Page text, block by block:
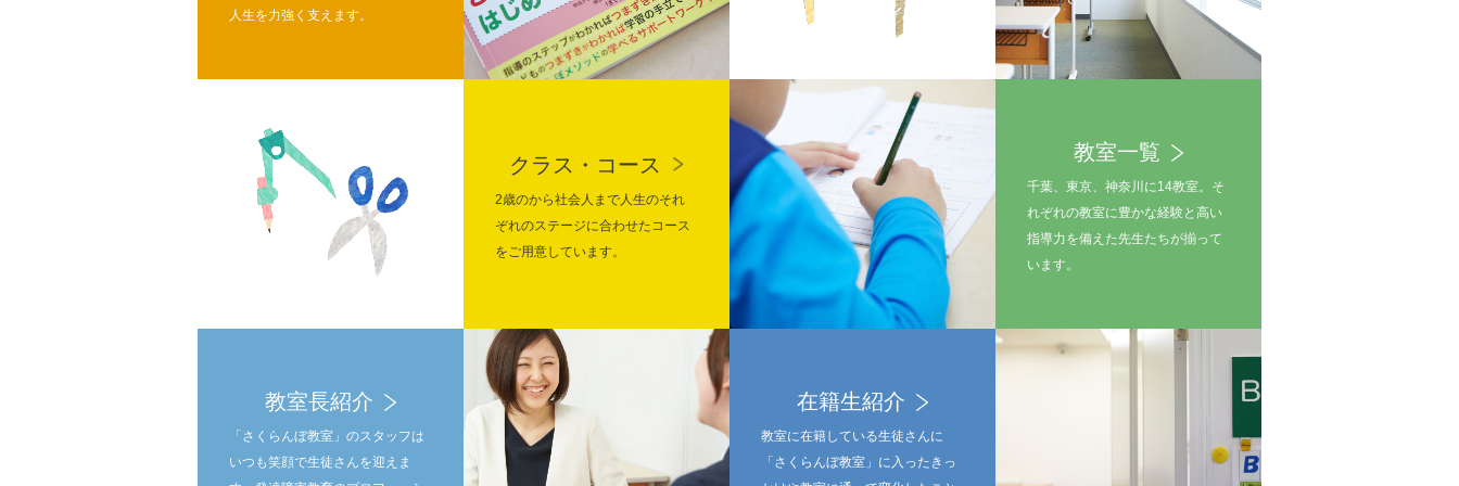
人生を力強く支えます。
クラス・コース
2歳のから社会人まで人生のそれ
ぞれのステージに合わせたコース
をご用意しています。
教室一覧
千葉、東京、神奈川に14教室。そ
れぞれの教室に豊かな経験と高い
指導力を備えた先生たちが揃って
います。
教室長紹介
「さくらんぼ教室」のスタッフは
いつも笑顔で生徒さんを迎えま
在籍生紹介
教室に在籍している生徒さんに
「さくらんぼ教室」に入ったきっ